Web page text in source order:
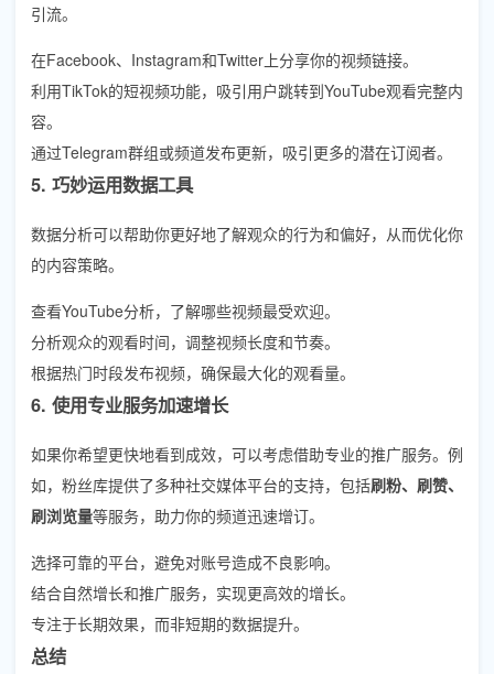
引流。
在Facebook、Instagram和Twitter上分享你的视频链接。
利用TikTok的短视频功能，吸引用户跳转到YouTube观看完整内
容。
通过Telegram群组或频道发布更新，吸引更多的潜在订阅者。
5. 巧妙运用数据工具
数据分析可以帮助你更好地了解观众的行为和偏好，从而优化你
的内容策略。
查看YouTube分析，了解哪些视频最受欢迎。
分析观众的观看时间，调整视频长度和节奏。
根据热门时段发布视频，确保最大化的观看量。
6. 使用专业服务加速增长
如果你希望更快地看到成效，可以考虑借助专业的推广服务。例
如，粉丝库提供了多种社交媒体平台的支持，包括刷粉、刷赞、
刷浏览量等服务，助力你的频道迅速增订。
选择可靠的平台，避免对账号造成不良影响。
结合自然增长和推广服务，实现更高效的增长。
专注于长期效果，而非短期的数据提升。
总结